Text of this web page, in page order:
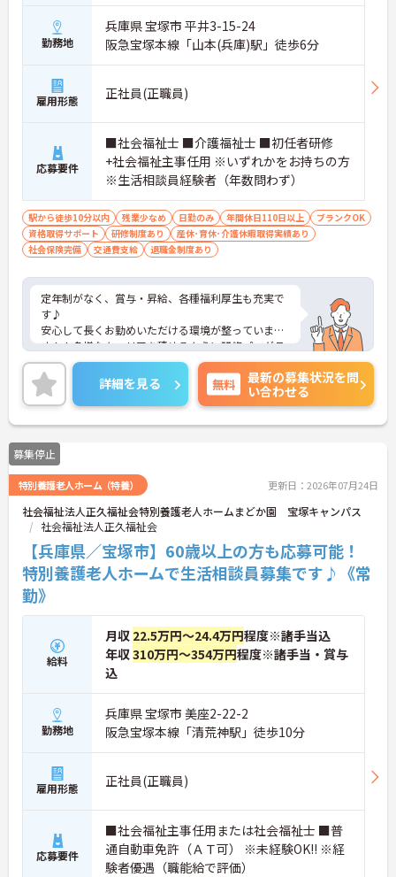
勤務地
兵庫県 宝塚市 平井3-15-24
阪急宝塚本線「山本(兵庫)駅」徒歩6分
雇用形態 正社員(正職員)
応募要件
■社会福祉士 ■介護福祉士 ■初任者研修
+社会福祉主事任用 ※いずれかをお持ちの方
※生活相談員経験者（年数問わず）
駅から徒歩10分以内 残業少なめ 日勤のみ 年間休日110日以上
ブランクOK
資格取得サポート
研修制度あり
産休･育休･介護休暇取得実績あり
社会保険完備
交通費支給 退職金制度あり
定年制がなく、賞与・昇給、各種福利厚生も充実で
す♪
安心して長くお勤めいただける環境が整っていま
す！！多様なキャリアを積めるように研修プログラ
ムを実施しており、ご希望のスキルを身につけてい
ただけます♪
最寄り駅の阪急宝塚本線「山本駅」より徒歩約9分
とご通勤も大変便利です！！
ご興味ある方には、面接対策ポイントなど、さらに
詳細をお話しいたしますのでお気軽にご相談くださ
い。
詳細を見る 無料
最新の募集状況を問
い合わせる
募集停止
特別養護老人ホーム（特養） 更新日：2026年07月24日
社会福祉法人正久福祉会特別養護老人ホームまどか園 宝塚キャンパス
社会福祉法人正久福祉会
【兵庫県／宝塚市】60歳以上の方も応募可能！
特別養護老人ホームで生活相談員募集です♪《常
勤》
給料
月収 22.5万円～24.4万円程度※諸手当込
年収310万円～354万円程度※諸手当・賞与
込
勤務地
兵庫県 宝塚市 美座2-22-2
阪急宝塚本線「清荒神駅」徒歩10分
雇用形態 正社員(正職員)
応募要件
■社会福祉主事任用または社会福祉士 ■普
通自動車免許（ＡＴ可） ※未経験OK!! ※経
験者優遇（職能給で評価）